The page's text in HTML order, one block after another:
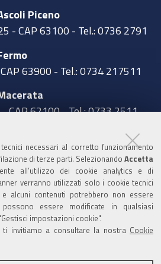
necessari al corretto funzionamento
di terze parti. Selezionando Accetta
all’utilizzo dei cookie analytics e di
verranno utilizzati solo i cookie tecnici
alcuni contenuti potrebbero non essere
possono essere modificate in qualsiasi
impostazioni cookie".
ti invitiamo a consultare la nostra Cookie
Piceno
- CAP 63100 - Tel.: 0736 2791
63900 - Tel.: 0734 217511
CAP 62100 - Tel.: 0733 2511
Urbino
- CAP 61121 - Tel.: 0721
sito (fonte Web Analytics Italia)